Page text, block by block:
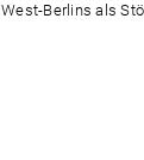
West-Berlins als